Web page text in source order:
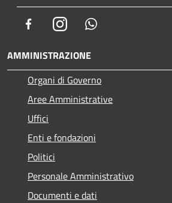
FacebookInstagram
AMMINISTRAZIONE
Organi di Governo
Aree Amministrative
Uffici
Enti e fondazioni
Politici
Personale Amministrativo
Documenti e dati